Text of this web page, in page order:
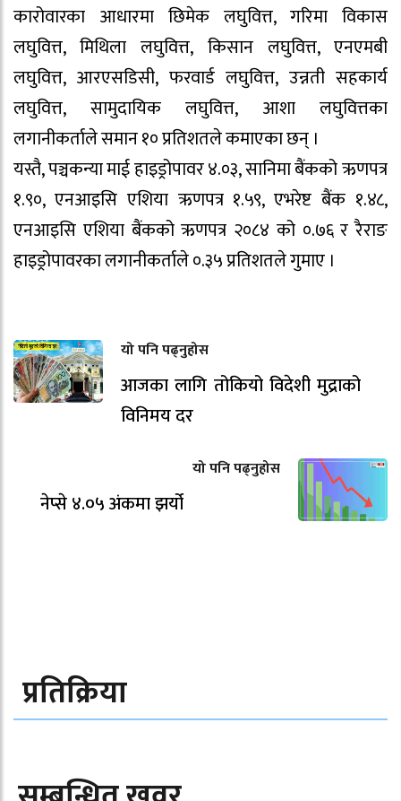
कारोवारका आधारमा छिमेक लघुवित्त, गरिमा विकास
लघुवित्त, मिथिला लघुवित्त, किसान लघुवित्त, एनएमबी
लघुवित्त, आरएसडिसी, फरवार्ड लघुवित्त, उन्नती सहकार्य
लघुवित्त, सामुदायिक लघुवित्त, आशा लघुवित्तका
लगानीकर्ताले समान १० प्रतिशतले कमाएका छन् ।
यस्तै, पञ्चकन्या माई हाइड्रोपावर ४.०३, सानिमा बैंकको ऋणपत्र
१.९०, एनआइसि एशिया ऋणपत्र १.५९, एभरेष्ट बैंक १.४८,
एनआइसि एशिया बैंकको ऋणपत्र २०८४ को ०.७६ र रैराङ
हाइड्रोपावरका लगानीकर्ताले ०.३५ प्रतिशतले गुमाए ।
यो पनि पढ्नुहोस
आजका लागि तोकियो विदेशी मुद्राको
विनिमय दर
यो पनि पढ्नुहोस
नेप्से ४.०५ अंकमा झर्यो
प्रतिक्रिया